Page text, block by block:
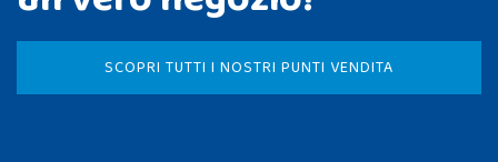
SCOPRI TUTTI I NOSTRI PUNTI VENDITA